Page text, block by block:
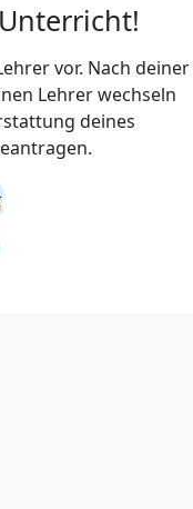
vor. Nach deiner
Lehrer wechseln
deines